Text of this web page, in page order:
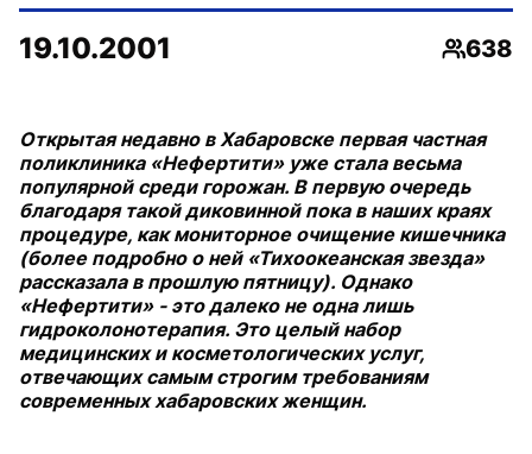
19.10.2001
638
Открытая недавно в Хабаровске первая частная
поликлиника «Нефертити» уже стала весьма
популярной среди горожан. В первую очередь
благодаря такой диковинной пока в наших краях
процедуре, как мониторное очищение кишечника
(более подробно о ней «Тихоокеанская звезда»
рассказала в прошлую пятницу). Однако
«Нефертити» - это далеко не одна лишь
гидроколонотерапия. Это целый набор
медицинских и косметологических услуг,
отвечающих самым строгим требованиям
современных хабаровских женщин.